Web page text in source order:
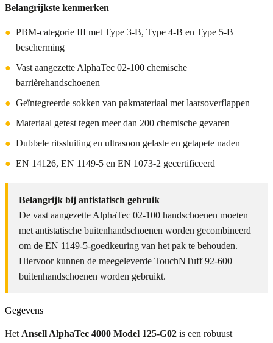
Belangrijkste kenmerken
● PBM-categorie III met Type 3-B, Type 4-B en Type 5-B
bescherming
● Vast aangezette AlphaTec 02-100 chemische
barrièrehandschoenen
● Geïntegreerde sokken van pakmateriaal met laarsoverflappen
● Materiaal getest tegen meer dan 200 chemische gevaren
● Dubbele ritssluiting en ultrasoon gelaste en getapete naden
● EN 14126, EN 1149-5 en EN 1073-2 gecertificeerd
Belangrijk bij antistatisch gebruik
De vast aangezette AlphaTec 02-100 handschoenen moeten
met antistatische buitenhandschoenen worden gecombineerd
om de EN 1149-5-goedkeuring van het pak te behouden.
Hiervoor kunnen de meegeleverde TouchNTuff 92-600
buitenhandschoenen worden gebruikt.
Gegevens
Het Ansell AlphaTec 4000 Model 125-G02 is een robuust